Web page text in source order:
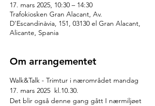
17. mars 2025, 10:30 – 14:30
Trafokiosken Gran Alacant, Av.
D'Escandinàvia, 151, 03130 el Gran Alacant,
Alicante, Spania
Om arrangementet
Walk&Talk - Trimtur i nærområdet mandag
17. mars 2025  kl.10.30.
Det blir også denne gang gått I nærmiljøet